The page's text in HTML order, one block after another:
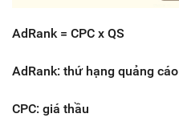
AdRank = CPC x QS
AdRank: thứ hạng quảng cáo
CPC: giá thầu